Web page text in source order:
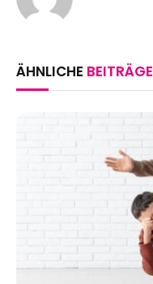
ÄHNLICHE BEITRÄGE